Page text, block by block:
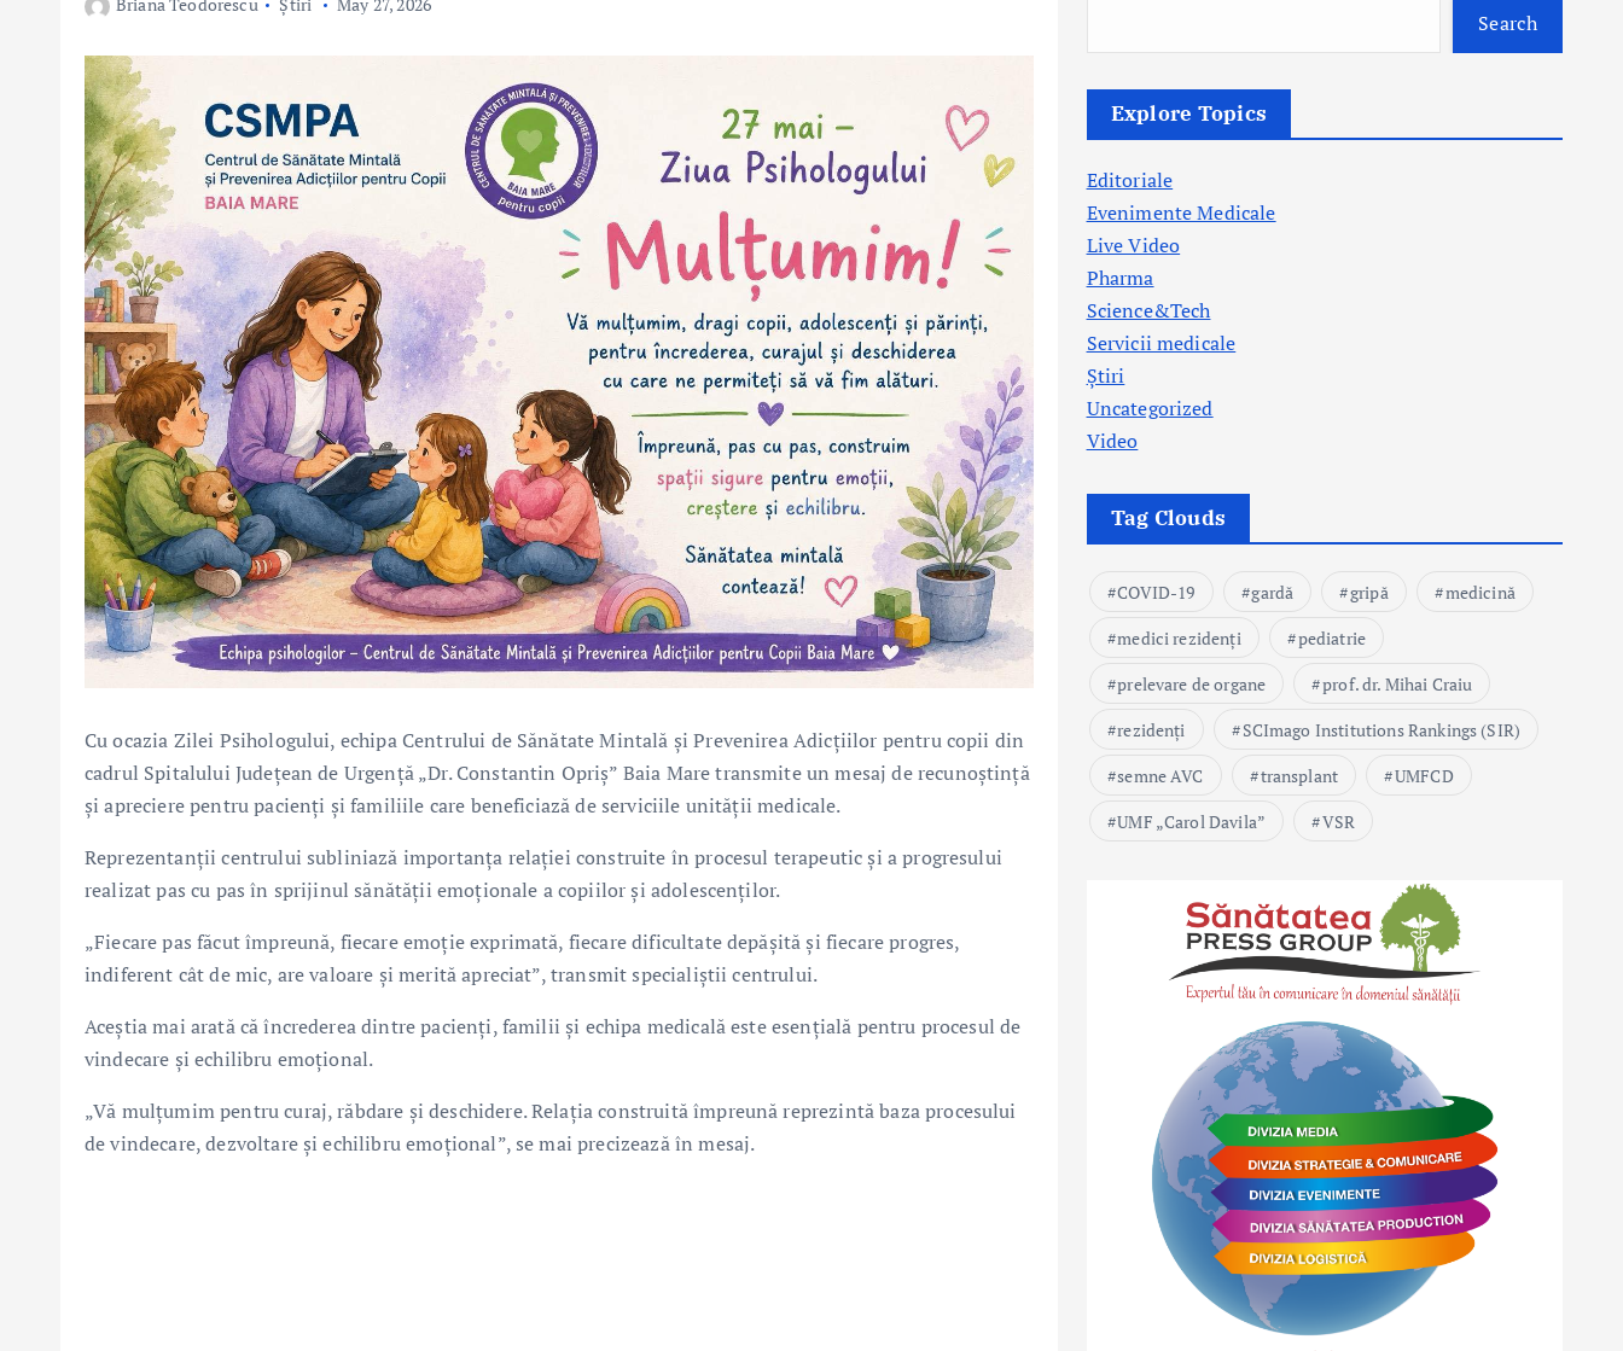
Cu ocazia Zilei Psihologului, echipa Centrului de Sănătate Mintală și Prevenirea Adicțiilor pentru copii din
cadrul Spitalului Județean de Urgență „Dr. Constantin Opriș” Baia Mare transmite un mesaj de recunoștință
și apreciere pentru pacienți și familiile care beneficiază de serviciile unității medicale.
Reprezentanții centrului subliniază importanța relației construite în procesul terapeutic și a progresului
realizat pas cu pas în sprijinul sănătății emoționale a copiilor și adolescenților.
„Fiecare pas făcut împreună, fiecare emoție exprimată, fiecare dificultate depășită și fiecare progres,
indiferent cât de mic, are valoare și merită apreciat”, transmit specialiștii centrului.
Aceștia mai arată că încrederea dintre pacienți, familii și echipa medicală este esențială pentru procesul de
vindecare și echilibru emoțional.
„Vă mulțumim pentru curaj, răbdare și deschidere. Relația construită împreună reprezintă baza procesului
de vindecare, dezvoltare și echilibru emoțional”, se mai precizează în mesaj.
Search
Explore Topics
Editoriale
Evenimente Medicale
Live Video
Pharma
Science&Tech
Servicii medicale
Știri
Uncategorized
Video
Tag Clouds
COVID-19 gardă gripă
medicină
medici rezidenți
pediatrie
prelevare de organe
prof. dr. Mihai Craiu
rezidenți
SCImago Institutions Rankings (SIR)
semne AVC
transplant
UMFCD
UMF „Carol Davila”
VSR